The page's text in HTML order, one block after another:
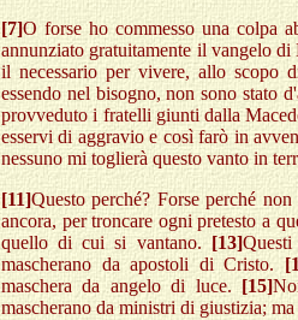
[7]O forse ho commesso una colpa
annunziato gratuitamente il vangelo
il necessario per vivere, allo scopo
essendo nel bisogno, non sono stato
provveduto i fratelli giunti dalla
esservi di aggravio e così farò in
nessuno mi toglierà questo vanto in
[11]Questo perché? Forse perché
ancora, per troncare ogni pretesto a
quello di cui si vantano. [13]
mascherano da apostoli di Cristo.
maschera da angelo di luce.[15]
mascherano da ministri di giustizia;